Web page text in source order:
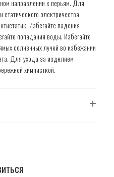
направлении к перьям. Для
статического электричества
Избегайте падения
попадания воды. Избегайте
солнечных лучей во избежании
Для ухода за изделием
химчисткой.